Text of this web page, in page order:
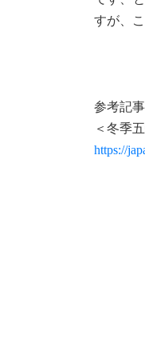
すが、
参考記事
＜冬季
https://